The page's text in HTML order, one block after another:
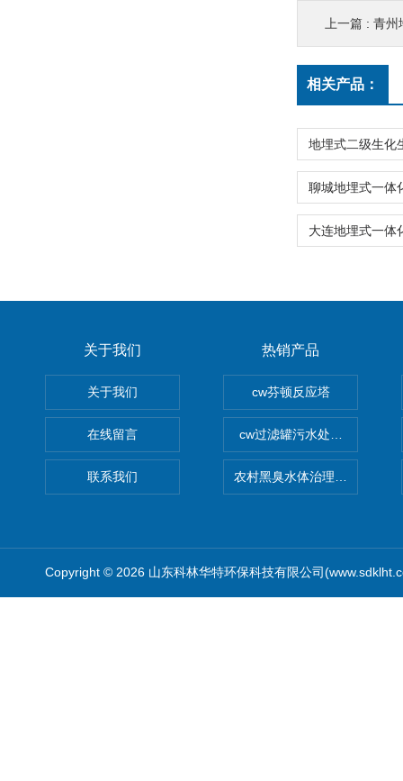
上一篇 : 青州
相关产品：
关于我们
关于我们
在线留言
联系我们
热销产品
cw芬顿反应塔
cw过滤罐污水处理设备 多介
农村黑臭水体治理设备
Copyright © 2026 山东科林华特环保科技有限公司